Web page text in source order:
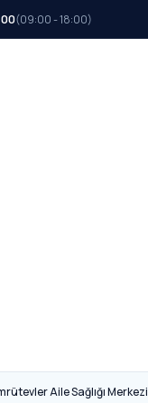
(09:00 - 18:00)
Aile Sağlığı Merkezi